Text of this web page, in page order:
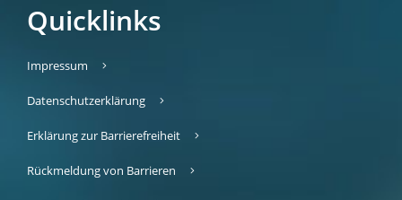
Quicklinks
Impressum
Datenschutzerklärung
Erklärung zur Barrierefreiheit
Rückmeldung von Barrieren